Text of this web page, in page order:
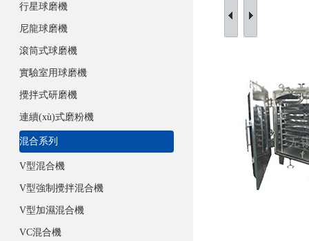
行星球磨機
尼龍球磨機
滾筒式球磨機
實驗室用球磨機
攪拌式研磨機
連續(xù)式磨粉機
混合系列
V型混合機
V型強制攪拌混合機
V型加濕混合機
VC混合機